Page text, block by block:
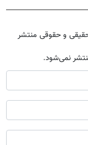
و حقوقی منتشر
نمی‌شود.